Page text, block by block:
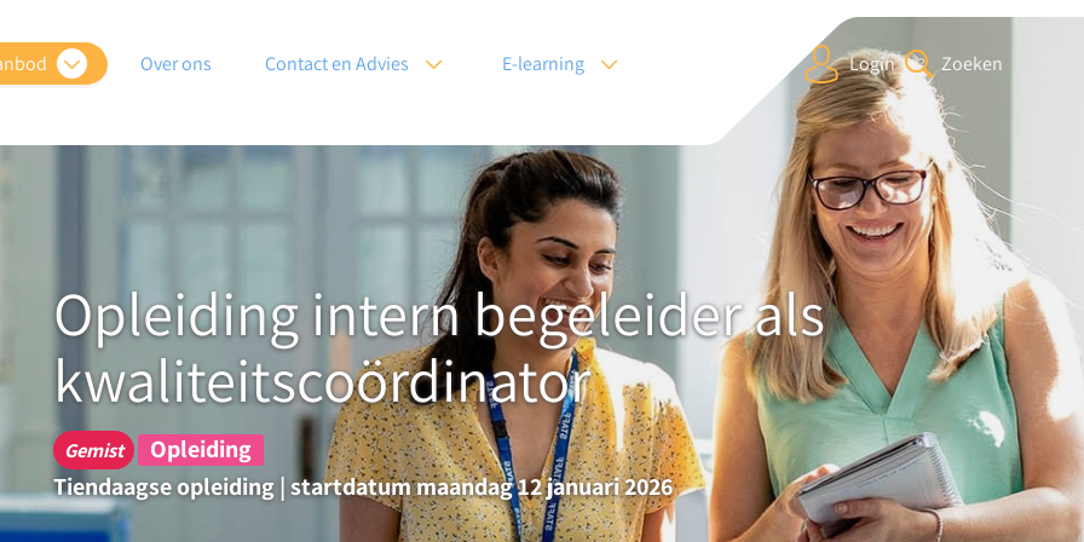
Over ons Contact en Advies E-learning Login Zoeken
Opleiding intern begeleider als
kwaliteitscoördinator
Gemist
Opleiding
Tiendaagse opleiding | startdatum maandag 12 januari 2026